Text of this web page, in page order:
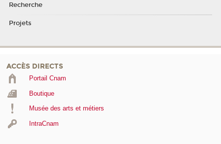
Recherche
Projets
ACCÈS DIRECTS
Portail Cnam
Boutique
Musée des arts et métiers
IntraCnam